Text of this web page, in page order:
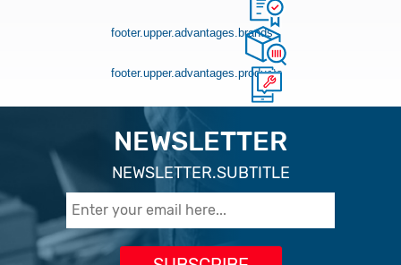
footer.upper.advantages.brands
footer.upper.advantages.products
NEWSLETTER
NEWSLETTER.SUBTITLE